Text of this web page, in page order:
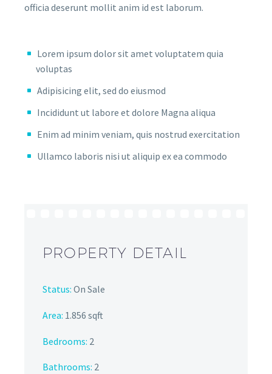
officia deserunt mollit anim id est laborum.
Lorem ipsum dolor sit amet voluptatem quia
voluptas
Adipisicing elit, sed do eiusmod
Incididunt ut labore et dolore Magna aliqua
Enim ad minim veniam, quis nostrud exercitation
Ullamco laboris nisi ut aliquip ex ea commodo
PROPERTY DETAIL
Status: On Sale
Area: 1.856 sqft
Bedrooms: 2
Bathrooms: 2